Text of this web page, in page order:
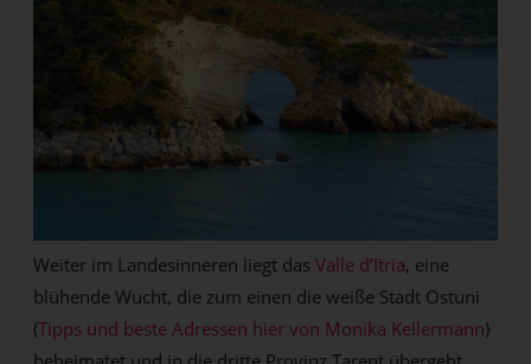
Weiter im Landesinneren liegt dasValle d’Itria, eine
blühende Wucht, die zum einen die weiße Stadt Ostuni
(Tipps und beste Adressen hier von Monika Kellermann)